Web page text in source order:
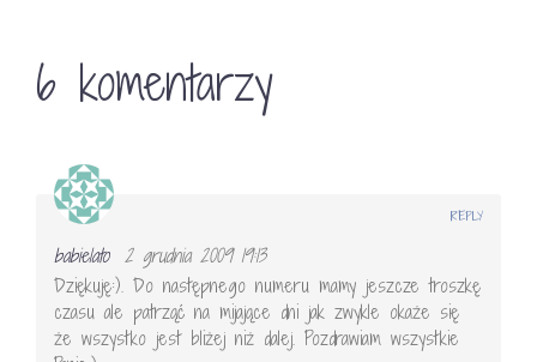
6 komentarzy
babielato 2 grudnia 2009 19:13
Dziękuję:). Do następnego numeru mamy jeszcze troszkę
czasu ale patrząć na mijające dni jak zwykle okaże się
że wszystko jest bliżej niż dalej. Pozdrawiam wszystkie
REPLY